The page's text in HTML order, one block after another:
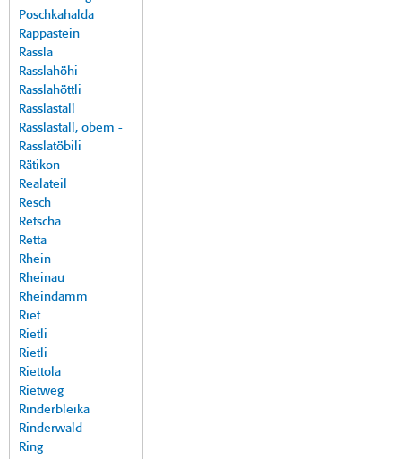
Poschkahalda
Rappastein
Rassla
Rasslahöhi
Rasslahöttli
Rasslastall
Rasslastall, obem -
Rasslatöbili
Rätikon
Realateil
Resch
Retscha
Retta
Rhein
Rheinau
Rheindamm
Riet
Rietli
Rietli
Riettola
Rietweg
Rinderbleika
Rinderwald
Ring